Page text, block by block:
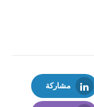
مشاركة
LinkedIn